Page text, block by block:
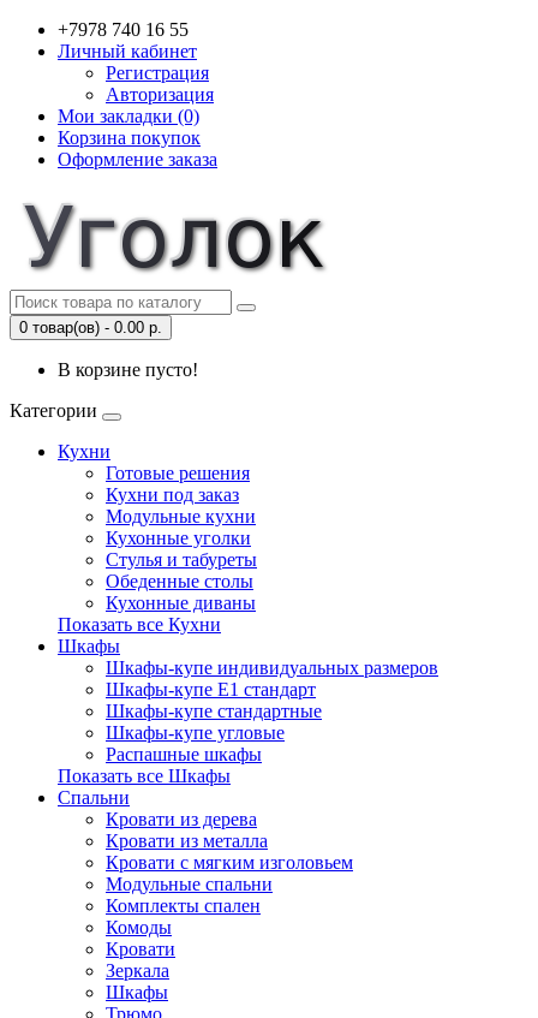
+7978 740 16 55
Личный кабинет
Регистрация
Авторизация
Мои закладки (0)
Корзина покупок
Оформление заказа
0 товар(ов) - 0.00 р.
В корзине пусто!
Категории
Кухни
Готовые решения
Кухни под заказ
Модульные кухни
Кухонные уголки
Стулья и табуреты
Обеденные столы
Кухонные диваны
Показать все Кухни
Шкафы
Шкафы-купе индивидуальных размеров
Шкафы-купе Е1 стандарт
Шкафы-купе стандартные
Шкафы-купе угловые
Распашные шкафы
Показать все Шкафы
Спальни
Кровати из дерева
Кровати из металла
Кровати с мягким изголовьем
Модульные спальни
Комплекты спален
Комоды
Кровати
Зеркала
Шкафы
Трюмо